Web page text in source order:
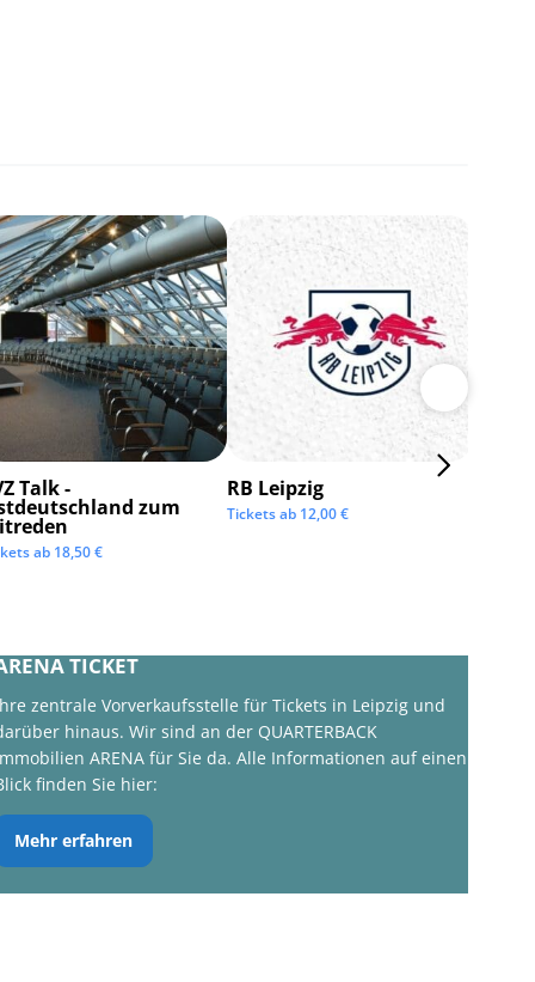
Talk -
zum
ab 18,50€
RB Leipzig
Tickets ab 12,00€
TICKET
zentrale Vorverkaufsstelle für Tickets in Leipzig und
hinaus. Wir sind an der QUARTERBACK
ARENA für Sie da. Alle Informationen auf einen
finden Sie hier:
Mehr erfahren